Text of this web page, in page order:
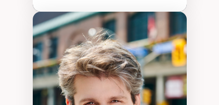
Expertises
Travail social, action et justice sociale
Fondements de l’intervention et des
nouvelles pratiques en travail social et en
éducation inclusive
Minorités linguistiques, offre active et
francophonie plurielle en contexte
linguistique minoritaire
Études critiques sur le handicap, la
neurodiversité, l'agentivité et les injustices